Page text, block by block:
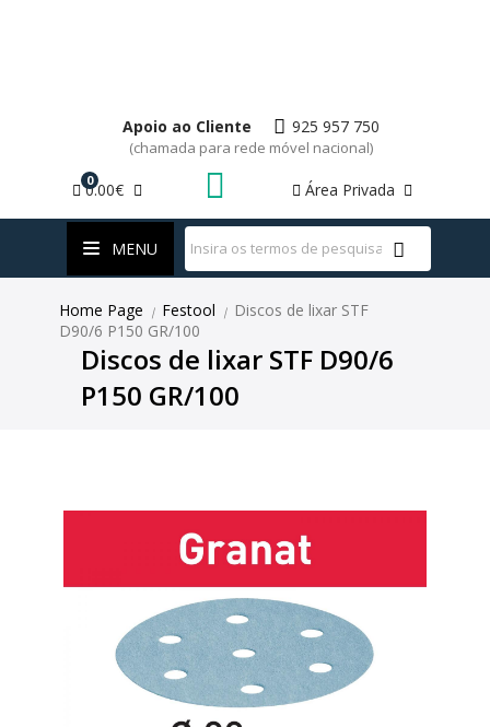
WhatsApp
Apoio ao Cliente 925 957 750
(chamada para rede móvel nacional)
Área Privada
0
0.00€
MENU
Home Page | Festool | Discos de lixar STF
D90/6 P150 GR/100
Discos de lixar STF D90/6
P150 GR/100